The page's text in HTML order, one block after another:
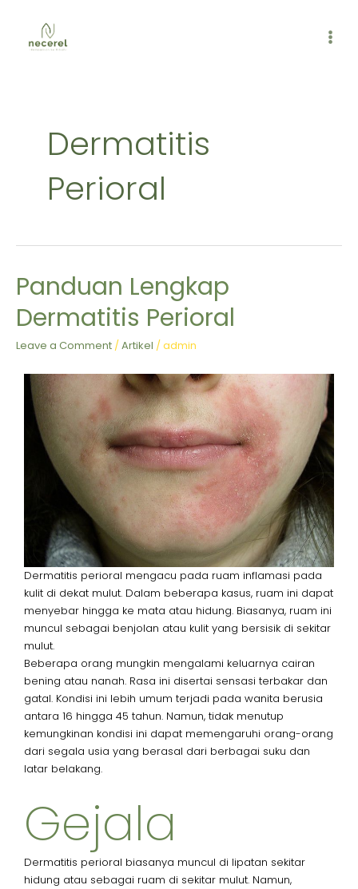
content
Dermatitis
Perioral
Panduan Lengkap
Dermatitis Perioral
Leave a Comment / Artikel / admin
Dermatitis perioral mengacu pada ruam inflamasi pada
kulit di dekat mulut. Dalam beberapa kasus, ruam ini dapat
menyebar hingga ke mata atau hidung. Biasanya, ruam ini
muncul sebagai benjolan atau kulit yang bersisik di sekitar
mulut.
Beberapa orang mungkin mengalami keluarnya cairan
bening atau nanah. Rasa ini disertai sensasi terbakar dan
gatal. Kondisi ini lebih umum terjadi pada wanita berusia
antara 16 hingga 45 tahun. Namun, tidak menutup
kemungkinan kondisi ini dapat memengaruhi orang-orang
dari segala usia yang berasal dari berbagai suku dan
latar belakang.
Gejala
Dermatitis perioral biasanya muncul di lipatan sekitar
hidung atau sebagai ruam di sekitar mulut. Namun,
Panduan
Lengkap
Dermatitis